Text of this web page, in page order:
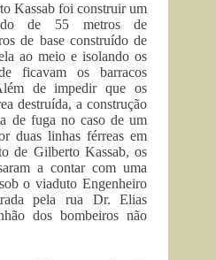
Kassab foi construir um
de 55 metros de
de base construído de
ao meio e isolando os
ficavam os barracos
de impedir que os
destruída, a construção
de fuga no caso de um
duas linhas férreas em
de Gilberto Kassab, os
a contar com uma
o viaduto Engenheiro
pela rua Dr. Elias
dos bombeiros não